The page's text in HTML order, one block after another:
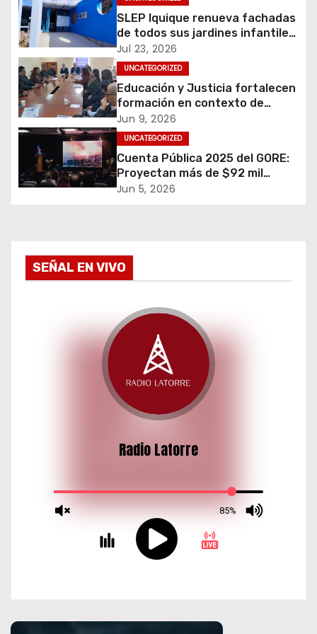
c
i
ó
n
d
e
r
SLEP Iquique renueva fachadas
de todos sus jardines infantiles
en Alto Hospicio
Jul 23, 2026
UNCATEGORIZED
Educación y Justicia fortalecen
formación en contexto de
encierro para más de 700
personas en Tarapacá
Jun 9, 2026
UNCATEGORIZED
Cuenta Pública 2025 del GORE:
Proyectan más de $92 mil
millones en proyectos a
Jun 5, 2026
SEÑAL EN VIVO